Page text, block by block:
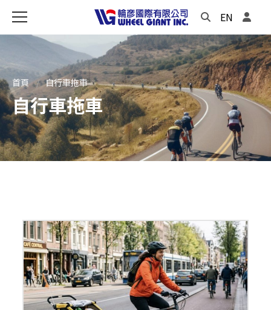
EN
首頁 自行車拖車
自行車拖車